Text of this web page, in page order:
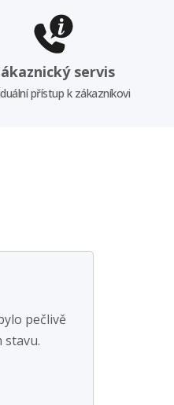
servis
přístup k zákazníkovi
pečlivě
stavu.